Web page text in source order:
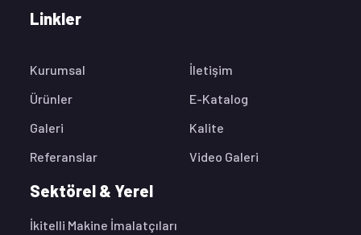
Linkler
Kurumsal
İletişim
Ürünler
E-Katalog
Galeri
Kalite
Referanslar
Video Galeri
Sektörel & Yerel
İkitelli Makine İmalatçıları